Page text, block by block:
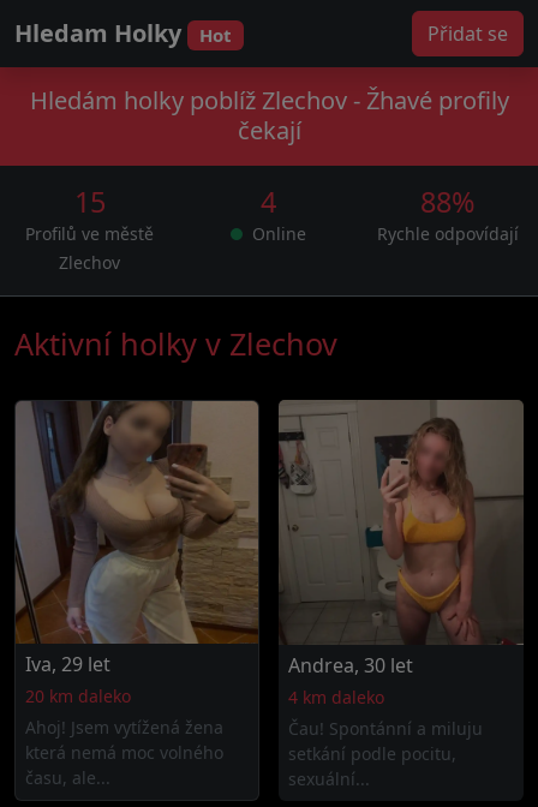
Hledam Holky Hot Přidat se
Hledám holky poblíž Zlechov - Žhavé profily
čekají
15
Profilů ve městě
Zlechov
4
Online
88%
Rychle odpovídají
Aktivní holky v Zlechov
Iva, 29 let
20 km daleko
Ahoj! Jsem vytížená žena
která nemá moc volného
času, ale...
Andrea, 30 let
4 km daleko
Čau! Spontánní a miluju
setkání podle pocitu,
sexuální...